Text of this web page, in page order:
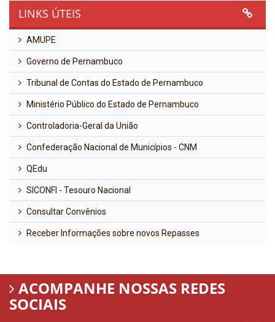
LINKS ÚTEIS
AMUPE
Governo de Pernambuco
Tribunal de Contas do Estado de Pernambuco
Ministério Público do Estado de Pernambuco
Controladoria-Geral da União
Confederação Nacional de Municípios - CNM
QEdu
SICONFI - Tesouro Nacional
Consultar Convênios
Receber Informações sobre novos Repasses
ACOMPANHE NOSSAS REDES
SOCIAIS